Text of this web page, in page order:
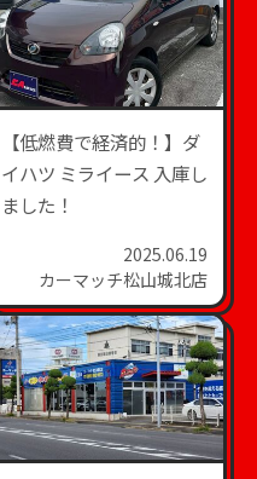
【低燃費で経済的！】ダ
イハツ ミライース 入庫し
ました！
2025.06.19
カーマッチ松山城北店